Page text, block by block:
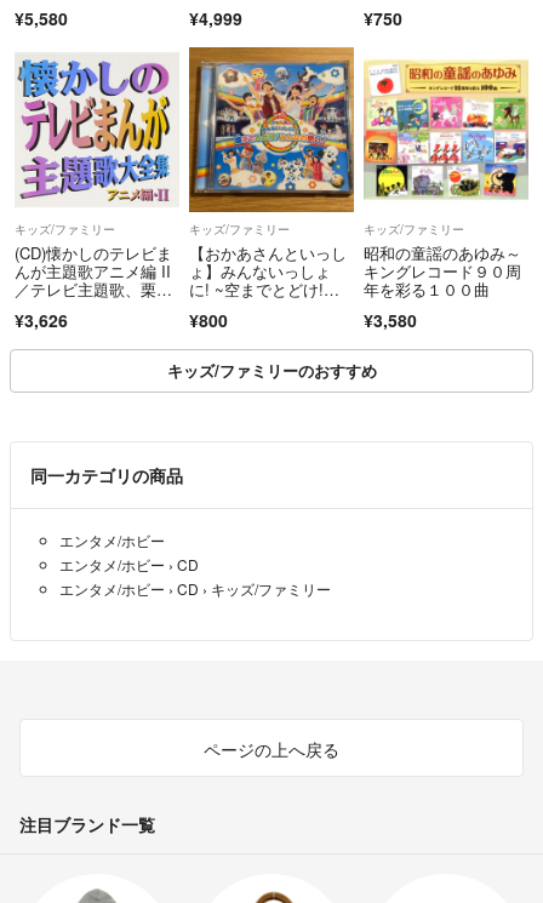
だしょうこ
¥5,580 C+ 英会話教材/未開封
¥4,999 ¥750
キッズ/ファミリー
(CD)懐かしのテレビま
んが主題歌アニメ編 II
／テレビ主題歌、栗葉
松金よね子、テアト
ボーカルショップ、ボ
ニー・ジャックス、チ
¥3,626
キッズ/ファミリー
【おかあさんといっし
ょ】みんないっしょ
に! ~空までとどけ!み
¥800
キッズ/ファミリー
昭和の童謡のあゆみ～
キングレコード９０周
年を彩る１００曲
¥3,580
キッズ/ファミリーのおすすめ
同一カテゴリの商品
エンタメ/ホビー
エンタメ/ホビー › CD
エンタメ/ホビー › CD › キッズ/ファミリー
ページの上へ戻る
注目ブランド一覧